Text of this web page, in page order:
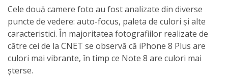
Cele două camere foto au fost analizate din diverse
puncte de vedere: auto-focus, paleta de culori și alte
caracteristici. În majoritatea fotografiilor realizate de
către cei de la CNET se observă că iPhone 8 Plus are
culori mai vibrante, în timp ce Note 8 are culori mai
șterse.